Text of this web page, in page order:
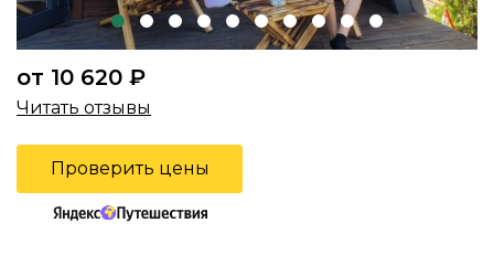
от 10 620 ₽
Читать отзывы
Проверить цены